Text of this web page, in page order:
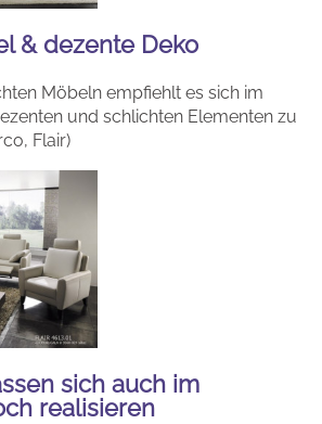
& dezente Deko
Möbeln empfiehlt es sich im
und schlichten Elementen zu
Flair)
sich auch im
realisieren